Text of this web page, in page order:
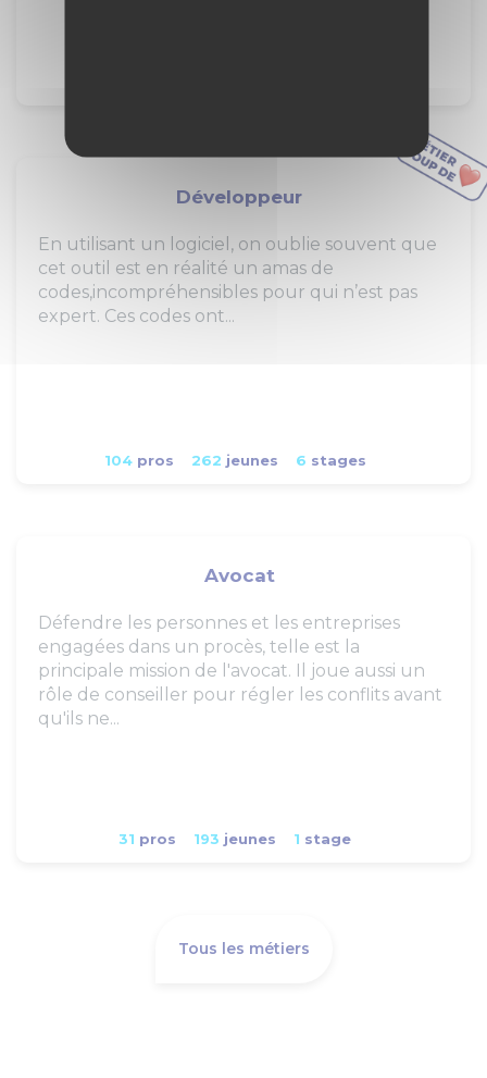
Développeur
En utilisant un logiciel, on oublie souvent que
cet outil est en réalité un amas de
codes,incompréhensibles pour qui n’est pas
expert. Ces codes ont...
104pros 262 jeunes 6 stages
Avocat
Défendre les personnes et les entreprises
engagées dans un procès, telle est la
principale mission de l'avocat. Il joue aussi un
rôle de conseiller pour régler les conflits avant
qu'ils ne...
31 pros 193 jeunes 1 stage
Tous les métiers